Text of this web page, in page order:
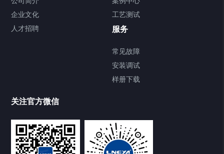
Chamber试验箱
TCU温度控制单元
VOCs冷凝回收装置
企业文化
人才招聘
工艺测试
服务
常见故障
安装调试
样册下载
关注官方微信